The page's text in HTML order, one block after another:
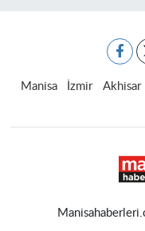
Manisa İzmir Akhisar